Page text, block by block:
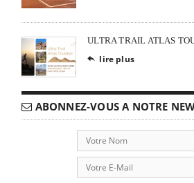
ULTRA TRAIL ATLAS
 lire plus
ABONNEZ-VOUS A NOTRE